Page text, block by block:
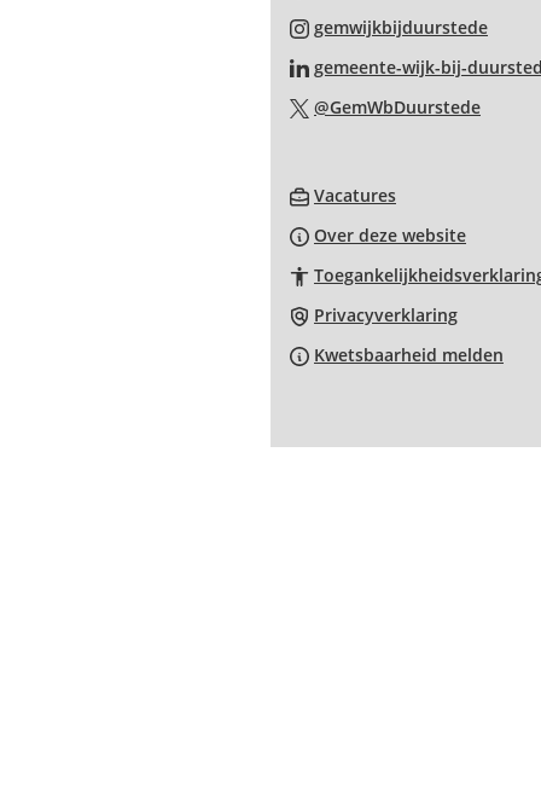
gemwijkbijduurstede
naar
gemeente-wijk-bij-
@GemWbDuurstede
Vacatures(Verwijst
naar
externe
website)
Over deze website
Privacyverklaring
Kwetsbaarheid melden